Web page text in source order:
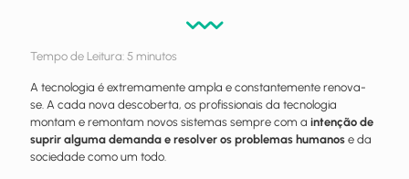
Tempo de Leitura: 5 minutos
A tecnologia é extremamente ampla e constantemente renova-
se. A cada nova descoberta, os profissionais da tecnologia
montam e remontam novos sistemas sempre com a intenção de
suprir alguma demanda e resolver os problemas humanos e da
sociedade como um todo.